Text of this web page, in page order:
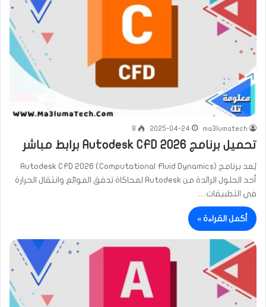
ma3lumatech
2025-04-24
8
تحميل برنامج Autodesk CFD 2026 برابط مباشر
يُعد برنامج Autodesk CFD 2026 (Computational Fluid Dynamics)
أحد الحلول الرائدة من Autodesk لمحاكاة تدفق الموائع وانتقال الحرارة
في التطبيقات…
أكمل القراءة »